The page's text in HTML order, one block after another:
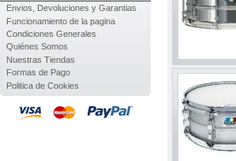
Envios, Devoluciones y Garantias
Funcionamiento de la pagina
Condiciones Generales
Quiénes Somos
Nuestras Tiendas
Formas de Pago
Politica de Cookies